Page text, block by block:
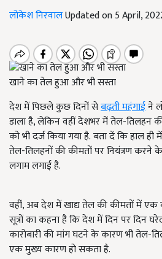
लोकेश निरवालUpdated on 5 April,
खाने का तेल हुआ और भी सस्ता
देश में पिछले कुछ दिनों सेबढ़तीमहंगाईने
डाला है, लेकिन वहीं देशभर में तेल-तिलहन
को भी दर्ज किया गया है. बता दें कि हाल ही
तेल-तिलहनों की कीमतों पर नियंत्रण करने
लगाम लगाई है.
वहीं, अब देश में खाद्य तेल की कीमतों में एक
सूत्रों का कहना है कि देश में दिन पर दिन
कारोबारी की मांग घटने के कारण भी तेल-
एक मुख्य कारण हो सकता है.